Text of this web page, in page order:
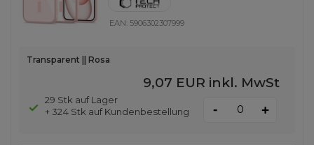
EAN: 5906302307999
Transparent || Rosa
9,07 EUR inkl. MwSt
29 Stk auf Lager
+ 324 Stk auf Kundenbestellung
- +